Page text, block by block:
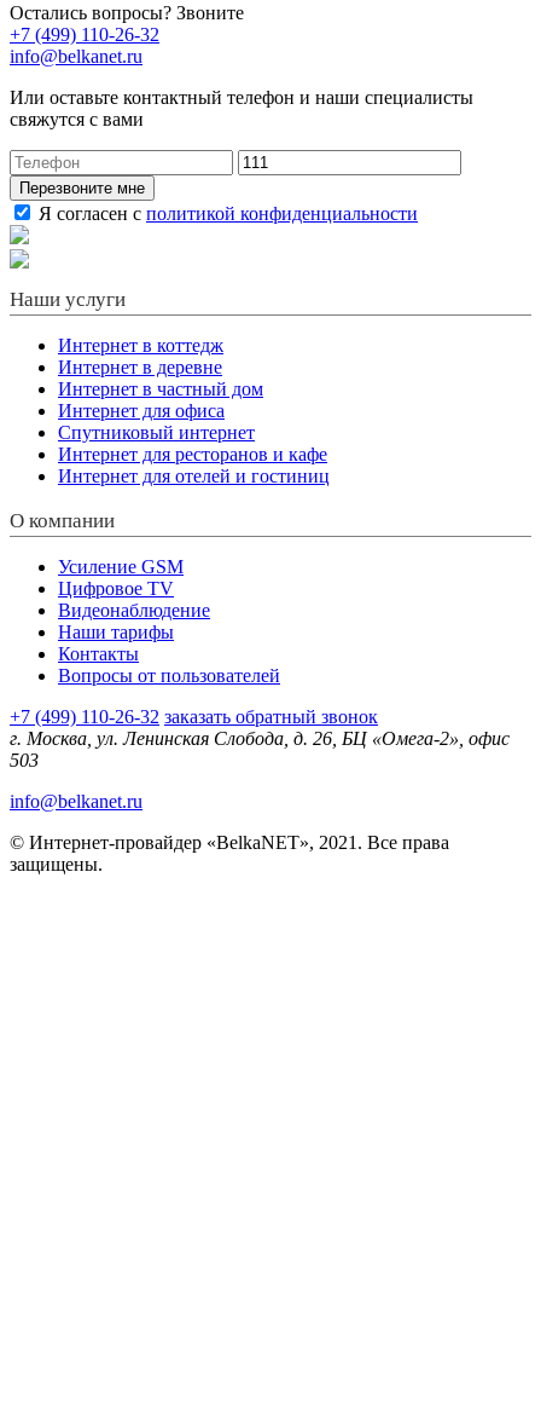
Остались вопросы? Звоните
+7 (499) 110-26-32
info@belkanet.ru
Или оставьте контактный телефон и наши специалисты
свяжутся с вами
Перезвоните мне
Я согласен с политикой конфиденциальности
Наши услуги
Интернет в коттедж
Интернет в деревне
Интернет в частный дом
Интернет для офиса
Спутниковый интернет
Интернет для ресторанов и кафе
Интернет для отелей и гостиниц
О компании
Усиление GSM
Цифровое TV
Видеонаблюдение
Наши тарифы
Контакты
Вопросы от пользователей
+7 (499) 110-26-32 заказать обратный звонок
г. Москва, ул. Ленинская Слобода, д. 26, БЦ «Омега-2», офис
503
info@belkanet.ru
© Интернет-провайдер «BelkaNET», 2021. Все права
защищены.